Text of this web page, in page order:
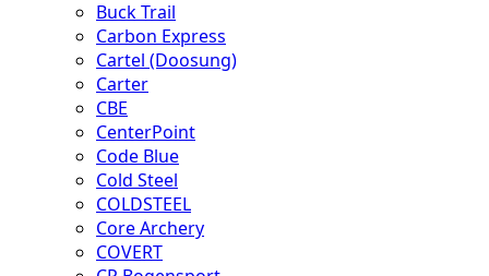
Buck Trail
Carbon Express
Cartel (Doosung)
Carter
CBE
CenterPoint
Code Blue
Cold Steel
COLDSTEEL
Core Archery
COVERT